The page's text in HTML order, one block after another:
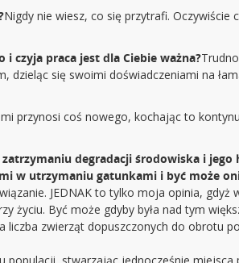
Nigdy nie wiesz, co się przytrafi. Oczywiście
czyja praca jest dla Ciebie ważna?
się swoimi doświadczeniami na
przynosi coś nowego, kochając to
degradacji środowiska i
w utrzymaniu gatunkami i być może
JEDNAK to tylko moja opinia, gdyż
Być może gdyby była nad tym
zwierząt dopuszczonych do obrotu